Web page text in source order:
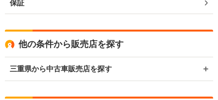
保証
他の条件から販売店を探す
三重県から中古車販売店を探す